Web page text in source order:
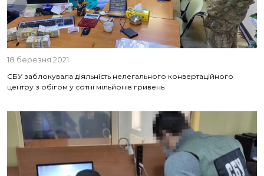
18 березня 2021
СБУ заблокувала діяльність нелегального конвертаційного
центру з обігом у сотні мільйонів гривень